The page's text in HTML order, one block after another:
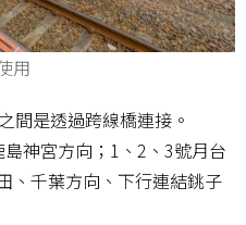
用
間是透過跨線橋連接。
神宮方向；1、2、3號月台
、千葉方向、下行連結銚子